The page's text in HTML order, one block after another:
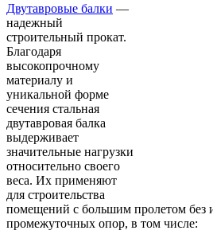
Двутавровые балки —
надежный
строительный прокат.
Благодаря
высокопрочному
материалу и
уникальной форме
сечения стальная
двутавровая балка
выдерживает
значительные нагрузки
относительно своего
веса. Их применяют
для строительства
помещений с большим пролетом без
промежуточных опор, в том числе: